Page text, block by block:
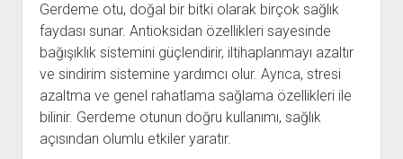
Gerdeme otu, doğal bir bitki olarak birçok sağlık
faydası sunar. Antioksidan özellikleri sayesinde
bağışıklık sistemini güçlendirir, iltihaplanmayı azaltır
ve sindirim sistemine yardımcı olur. Ayrıca, stresi
azaltma ve genel rahatlama sağlama özellikleri ile
bilinir. Gerdeme otunun doğru kullanımı, sağlık
açısından olumlu etkiler yaratır.